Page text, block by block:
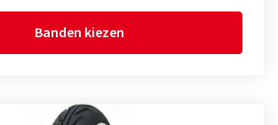
Banden kiezen